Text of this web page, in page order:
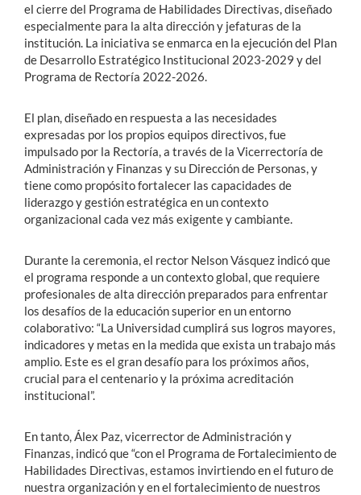
el cierre del Programa de Habilidades Directivas, diseñado
especialmente para la alta dirección y jefaturas de la
institución. La iniciativa se enmarca en la ejecución del Plan
de Desarrollo Estratégico Institucional 2023-2029 y del
Programa de Rectoría 2022-2026.
El plan, diseñado en respuesta a las necesidades
expresadas por los propios equipos directivos, fue
impulsado por la Rectoría, a través de la Vicerrectoría de
Administración y Finanzas y su Dirección de Personas, y
tiene como propósito fortalecer las capacidades de
liderazgo y gestión estratégica en un contexto
organizacional cada vez más exigente y cambiante.
Durante la ceremonia, el rector Nelson Vásquez indicó que
el programa responde a un contexto global, que requiere
profesionales de alta dirección preparados para enfrentar
los desafíos de la educación superior en un entorno
colaborativo: “La Universidad cumplirá sus logros mayores,
indicadores y metas en la medida que exista un trabajo más
amplio. Este es el gran desafío para los próximos años,
crucial para el centenario y la próxima acreditación
institucional”.
En tanto, Álex Paz, vicerrector de Administración y
Finanzas, indicó que “con el Programa de Fortalecimiento de
Habilidades Directivas, estamos invirtiendo en el futuro de
nuestra organización y en el fortalecimiento de nuestros